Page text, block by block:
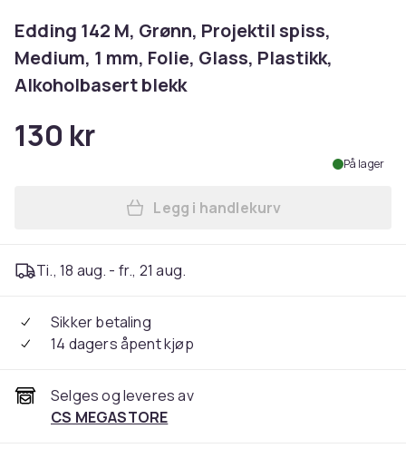
Edding 142 M, Grønn, Projektil spiss,
Medium, 1 mm, Folie, Glass, Plastikk,
Alkoholbasert blekk
130 kr
På lager
Legg Edding 142 M,
Legg i handlekurv
Ti., 18 aug. - fr., 21 aug.
Sikker betaling
14 dagers åpent kjøp
Selges og leveres av
CS MEGASTORE